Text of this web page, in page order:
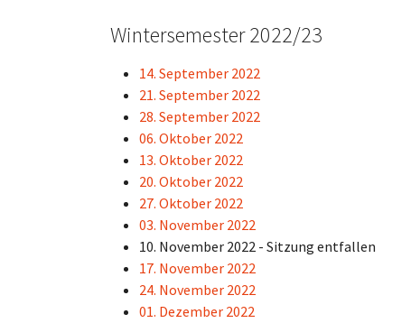
Wintersemester 2022/23
14. September 2022
21. September 2022
28. September 2022
06. Oktober 2022
13. Oktober 2022
20. Oktober 2022
27. Oktober 2022
03. November 2022
10. November 2022 - Sitzung entfallen
17. November 2022
24. November 2022
01. Dezember 2022